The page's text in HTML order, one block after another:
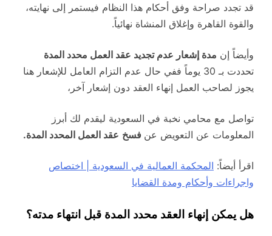
قد تجدد صراحة وفق أحكام هذا النظام فيستمر إلى نهايته،
والقوة القاهرة وإغلاق المنشاة نهائياً.
وأيضاً إن مدة إشعار عدم تجديد عقد العمل محدد المدة
تحددت بـ 30 يوماً ففي حال عدم التزام العامل للإشعار هنا
يجوز لصاحب العمل إنهاء العقد دون إشعار آخر،
تواصل مع محامي نخبة في السعودية ليقدم لك أبرز
المعلومات عن التعويض عن فسخ عقد العمل المحدد المدة.
اقرأ أيضاً: المحكمة العمالية في السعودية | اختصاص
واجراءات وأحكام ومدة القضايا
هل يمكن إنهاء العقد محدد المدة قبل انتهاء مدته؟